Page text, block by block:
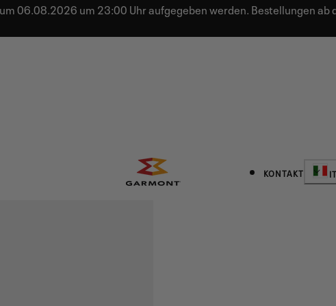
06.08.2026 um 23:00 Uhr aufgegeben werden. Bestellungen
KONTAKTLand/